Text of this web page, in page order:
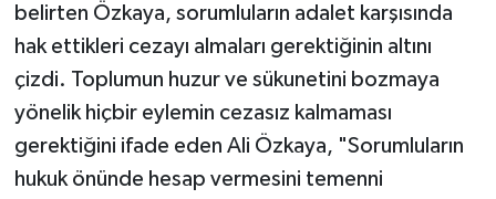
belirten Özkaya, sorumluların adalet karşısında
hak ettikleri cezayı almaları gerektiğinin altını
çizdi. Toplumun huzur ve sükunetini bozmaya
yönelik hiçbir eylemin cezasız kalmaması
gerektiğini ifade eden Ali Özkaya, "Sorumluların
hukuk önünde hesap vermesini temenni